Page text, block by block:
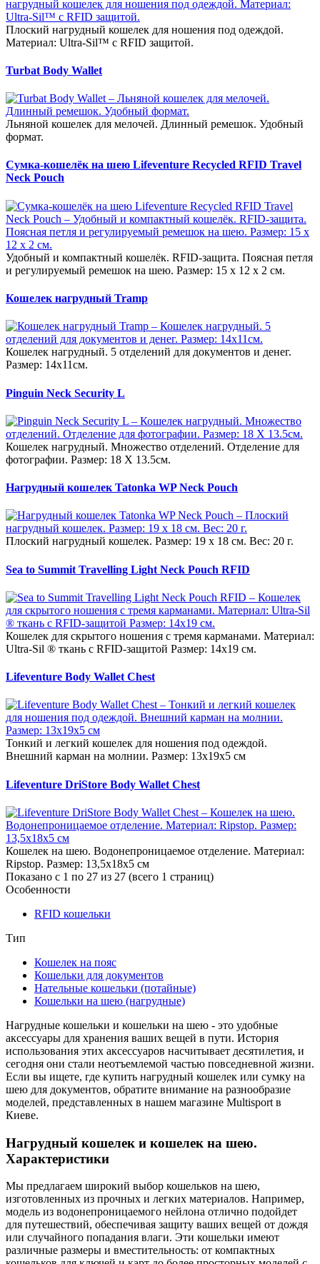
Плоский нагрудный кошелек для ношения под одеждой.
Материал: Ultra-Sil™ с RFID защитой.
Turbat Body Wallet
Льняной кошелек для мелочей. Длинный ремешок. Удобный
формат.
Сумка-кошелёк на шею Lifeventure Recycled RFID Travel
Neck Pouch
Удобный и компактный кошелёк. RFID-защита. Поясная петля
и регулируемый ремешок на шею. Размер: 15 х 12 х 2 см.
Кошелек нагрудный Tramp
Кошелек нагрудный. 5 отделений для документов и денег.
Размер: 14х11см.
Pinguin Neck Security L
Кошелек нагрудный. Множество отделений. Отделение для
фотографии. Размер: 18 Х 13.5см.
Нагрудный кошелек Tatonka WP Neck Pouch
Плоский нагрудный кошелек. Размер: 19 х 18 см. Вес: 20 г.
Sea to Summit Travelling Light Neck Pouch RFID
Кошелек для скрытого ношения с тремя карманами. Материал:
Ultra-Sil ® ткань с RFID-защитой Размер: 14х19 см.
Lifeventure Body Wallet Chest
Тонкий и легкий кошелек для ношения под одеждой.
Внешний карман на молнии. Размер: 13х19х5 см
Lifeventure DriStore Body Wallet Chest
Кошелек на шею. Водонепроницаемое отделение. Материал:
Ripstop. Размер: 13,5х18х5 см
Показано с 1 по 27 из 27 (всего 1 страниц)
Особенности
RFID кошельки
Тип
Кошелек на пояс
Кошельки для документов
Нательные кошельки (потайные)
Кошельки на шею (нагрудные)
Нагрудные кошельки и кошельки на шею - это удобные
аксессуары для хранения ваших вещей в пути. История
использования этих аксессуаров насчитывает десятилетия, и
сегодня они стали неотъемлемой частью повседневной жизни.
Если вы ищете, где купить нагрудный кошелек или сумку на
шею для документов, обратите внимание на разнообразие
моделей, представленных в нашем магазине Multisport в
Киеве.
Нагрудный кошелек и кошелек на шею.
Характеристики
Мы предлагаем широкий выбор кошельков на шею,
изготовленных из прочных и легких материалов. Например,
модель из водонепроницаемого нейлона отлично подойдет
для путешествий, обеспечивая защиту ваших вещей от дождя
или случайного попадания влаги. Эти кошельки имеют
различные размеры и вместительность: от компактных